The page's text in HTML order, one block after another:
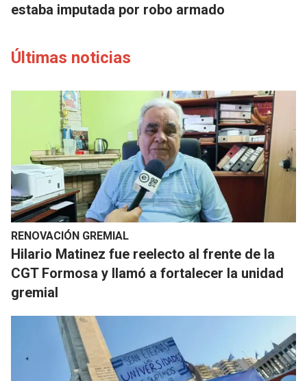
estaba imputada por robo armado
Últimas noticias
RENOVACIÓN GREMIAL
Hilario Matinez fue reelecto al frente de la
CGT Formosa y llamó a fortalecer la unidad
gremial